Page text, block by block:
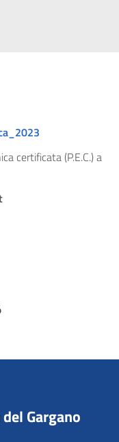
certificata (P.E.C.) a
Gargano